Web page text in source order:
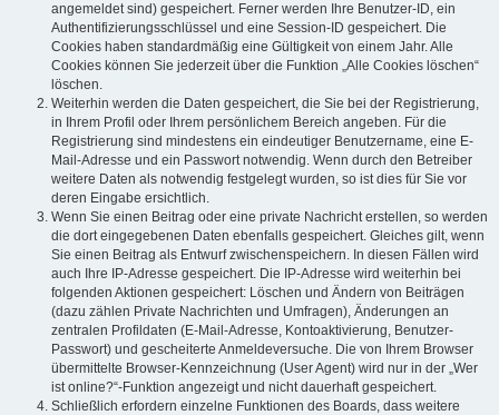
angemeldet sind) gespeichert. Ferner werden Ihre Benutzer-ID, ein
Authentifizierungsschlüssel und eine Session-ID gespeichert. Die
Cookies haben standardmäßig eine Gültigkeit von einem Jahr. Alle
Cookies können Sie jederzeit über die Funktion „Alle Cookies löschen“
löschen.
Weiterhin werden die Daten gespeichert, die Sie bei der Registrierung,
in Ihrem Profil oder Ihrem persönlichem Bereich angeben. Für die
Registrierung sind mindestens ein eindeutiger Benutzername, eine E-
Mail-Adresse und ein Passwort notwendig. Wenn durch den Betreiber
weitere Daten als notwendig festgelegt wurden, so ist dies für Sie vor
deren Eingabe ersichtlich.
Wenn Sie einen Beitrag oder eine private Nachricht erstellen, so werden
die dort eingegebenen Daten ebenfalls gespeichert. Gleiches gilt, wenn
Sie einen Beitrag als Entwurf zwischenspeichern. In diesen Fällen wird
auch Ihre IP-Adresse gespeichert. Die IP-Adresse wird weiterhin bei
folgenden Aktionen gespeichert: Löschen und Ändern von Beiträgen
(dazu zählen Private Nachrichten und Umfragen), Änderungen an
zentralen Profildaten (E-Mail-Adresse, Kontoaktivierung, Benutzer-
Passwort) und gescheiterte Anmeldeversuche. Die von Ihrem Browser
übermittelte Browser-Kennzeichnung (User Agent) wird nur in der „Wer
ist online?“-Funktion angezeigt und nicht dauerhaft gespeichert.
Schließlich erfordern einzelne Funktionen des Boards, dass weitere